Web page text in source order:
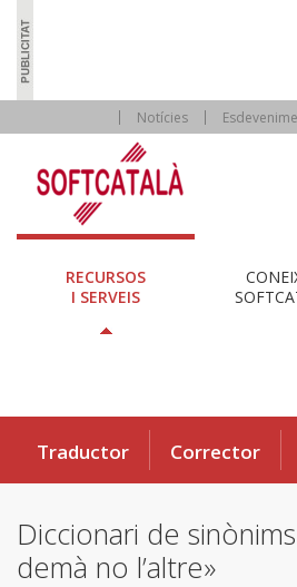
Notícies
RECURSOS
I SERVEIS
Traductor Corrector
Diccionari de
demà no l’altre»